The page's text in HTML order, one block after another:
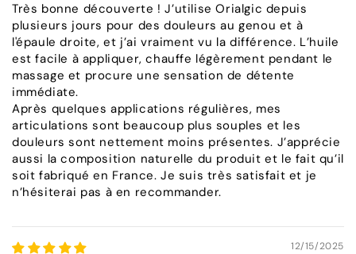
Très bonne découverte ! J’utilise Orialgic depuis
plusieurs jours pour des douleurs au genou et à
l'épaule droite, et j’ai vraiment vu la différence. L’huile
est facile à appliquer, chauffe légèrement pendant le
massage et procure une sensation de détente
immédiate.
Après quelques applications régulières, mes
articulations sont beaucoup plus souples et les
douleurs sont nettement moins présentes. J’apprécie
aussi la composition naturelle du produit et le fait qu’il
soit fabriqué en France. Je suis très satisfait et je
n’hésiterai pas à en recommander.
12/15/2025